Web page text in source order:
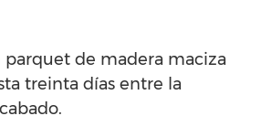
parquet de madera maciza
treinta días entre la